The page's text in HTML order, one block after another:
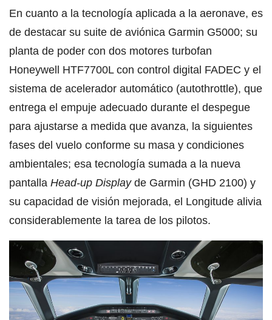
En cuanto a la tecnología aplicada a la aeronave, es
de destacar su suite de aviónica Garmin G5000; su
planta de poder con dos motores turbofan
Honeywell HTF7700L con control digital FADEC y el
sistema de acelerador automático (autothrottle), que
entrega el empuje adecuado durante el despegue
para ajustarse a medida que avanza, la siguientes
fases del vuelo conforme su masa y condiciones
ambientales; esa tecnología sumada a la nueva
pantalla Head-up Displayde Garmin (GHD 2100) y
su capacidad de visión mejorada, el Longitude alivia
considerablemente la tarea de los pilotos.